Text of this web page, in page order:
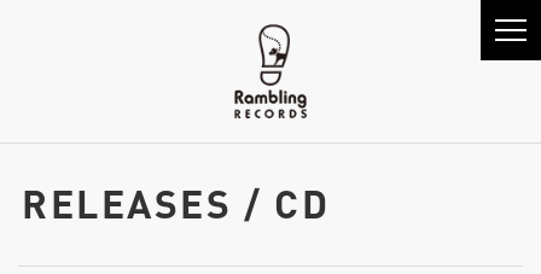
RELEASES / CD